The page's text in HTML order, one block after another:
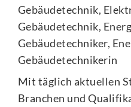
Gebäudetechnik,
Gebäudetechnik,
Gebäudetechniker,
Gebäudetechnikerin
Mit täglich aktuellen
Branchen und